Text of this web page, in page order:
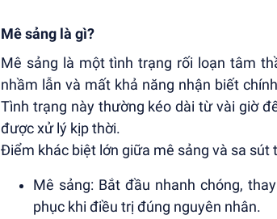
Mê sảng là gì?
Mê sảng là một tình trạng rối loạn tâm
nhầm lẫn và mất khả năng nhận biết
Tình trạng này thường kéo dài từ vài giờ
được xử lý kịp thời.
Điểm khác biệt lớn giữa mê sảng và sa sút
Mê sảng: Bắt đầu nhanh chóng,
phục khi điều trị đúng nguyên nhân.